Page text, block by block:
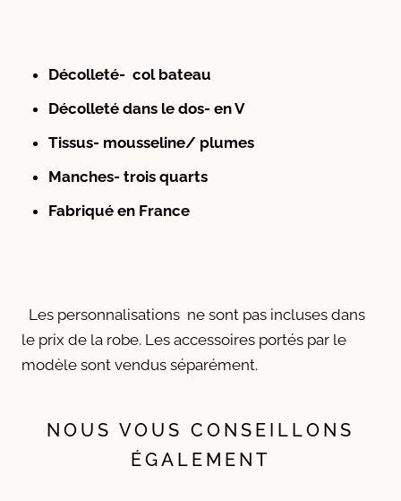
Décolleté- col bateau
Décolleté dans le dos- en V
Tissus- mousseline/ plumes
Manches- trois quarts
Fabriqué en France
Les personnalisations ne sont pas incluses dans
le prix de la robe. Les accessoires portés par le
modèle sont vendus séparément.
NOUS VOUS CONSEILLONS
ÉGALEMENT